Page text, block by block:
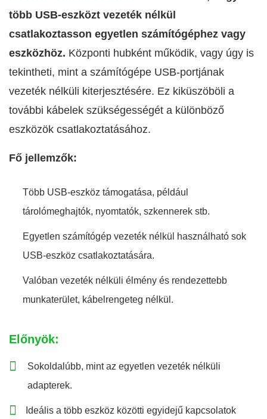
több USB-eszközt vezeték nélkül
csatlakoztasson egyetlen számítógéphez vagy
eszközhöz. Központi hubként működik, vagy úgy is
tekintheti, mint a számítógépe USB-portjának
vezeték nélküli kiterjesztésére. Ez kiküszöböli a
további kábelek szükségességét a különböző
eszközök csatlakoztatásához.
Fő jellemzők:
Több USB-eszköz támogatása, például
tárolómeghajtók, nyomtatók, szkennerek stb.
Egyetlen számítógép vezeték nélkül használható sok
USB-eszköz csatlakoztatására.
Valóban vezeték nélküli élmény és rendezettebb
munkaterület, kábelrengeteg nélkül.
Előnyök:
Sokoldalúbb, mint az egyetlen vezeték nélküli
adapterek.
Ideális a több eszköz közötti egyidejű kapcsolatok